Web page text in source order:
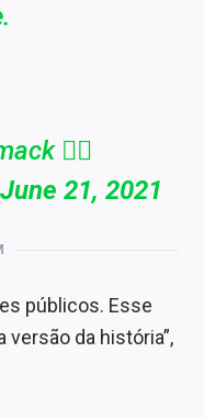
🏴‍☠️
June 21, 2021
públicos. Esse
da história”,